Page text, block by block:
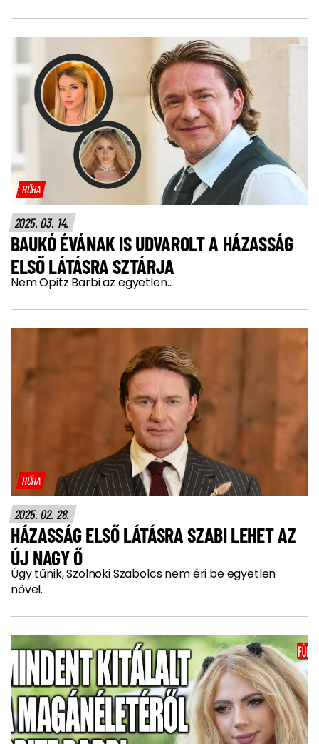
HŰHA
2025. 03. 14.
BAUKÓ ÉVÁNAK IS UDVAROLT A HÁZASSÁG
ELSŐ LÁTÁSRA SZTÁRJA
Nem Opitz Barbi az egyetlen...
HŰHA
2025. 02. 28.
HÁZASSÁG ELSŐ LÁTÁSRA SZABI LEHET AZ
ÚJ NAGY Ő
Úgy tűnik, Szolnoki Szabolcs nem éri be egyetlen
nővel.